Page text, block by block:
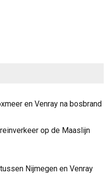
en Venray na bosbrand
op de Maaslijn
Nijmegen en Venray